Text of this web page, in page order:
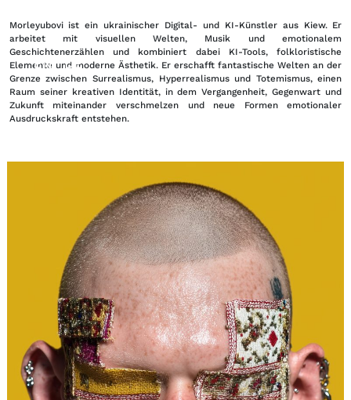
EN | DE
Morleyubovi ist ein ukrainischer Digital- und KI-Künstler aus Kiew. Er
arbeitet mit visuellen Welten, Musik und emotionalem
Geschichtenerzählen und kombiniert dabei KI-Tools, folkloristische
Elemente und moderne Ästhetik. Er erschafft fantastische Welten an der
Grenze zwischen Surrealismus, Hyperrealismus und Totemismus, einen
Raum seiner kreativen Identität, in dem Vergangenheit, Gegenwart und
Zukunft miteinander verschmelzen und neue Formen emotionaler
Ausdruckskraft entstehen.